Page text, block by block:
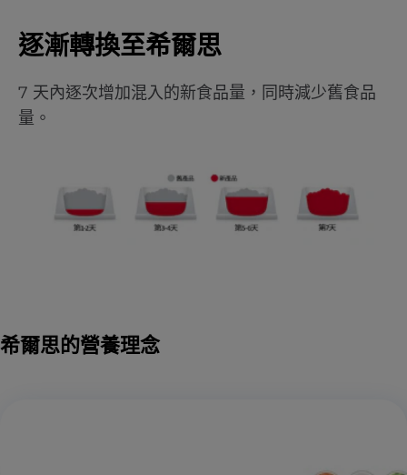
逐漸轉換至希爾思
7 天內逐次增加混入的新食品量，同時減少舊食品
量。
希爾思的營養理念